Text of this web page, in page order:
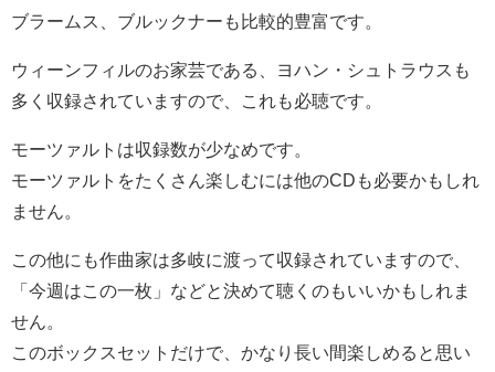
ブラームス、ブルックナーも比較的豊富です。
ウィーンフィルのお家芸である、ヨハン・シュトラウスも
多く収録されていますので、これも必聴です。
モーツァルトは収録数が少なめです。
モーツァルトをたくさん楽しむには他のCDも必要かもしれ
ません。
この他にも作曲家は多岐に渡って収録されていますので、
「今週はこの一枚」などと決めて聴くのもいいかもしれま
せん。
このボックスセットだけで、かなり長い間楽しめると思い